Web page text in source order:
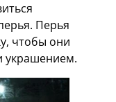
Перья
чтобы они
украшением.